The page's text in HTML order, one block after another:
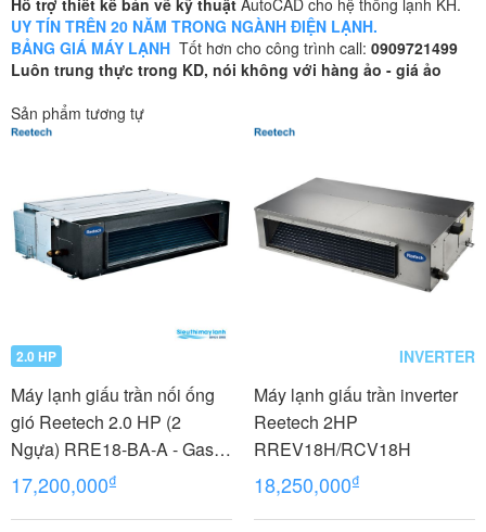
Hỗ trợ thiết kế bản vẽ kỹ thuật AutoCAD cho hệ thống lạnh KH.
UY TÍN TRÊN 20 NĂM TRONG NGÀNH ĐIỆN LẠNH.
BẢNG GIÁ MÁY LẠNH Tốt hơn cho công trình call: 0909721499
Luôn trung thực trong KD, nói không với hàng ảo - giá ảo
Sản phẩm tương tự
2.0 HP
Máy lạnh giấu trần nối ống
gió Reetech 2.0 HP (2
Ngựa) RRE18-BA-A - Gas
R410A
17,200,000₫
INVERTER
Máy lạnh giấu trần inverter
Reetech 2HP
RREV18H/RCV18H
18,250,000₫